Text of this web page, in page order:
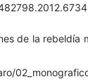
de la rebeldía